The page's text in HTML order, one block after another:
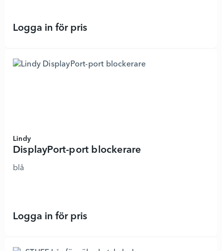
Logga in för prisDisplayPort-port blockerare -
Lindy
DisplayPort-port blockerare
blå
Logga in för prisDisplayPort-port blockerare -